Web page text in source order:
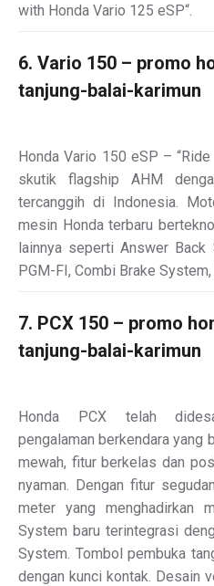
with Honda Vario 125 eSP“.
6. Vario 150 – promo
tanjung-balai-karimun
Honda Vario 150 eSP –
skutik flagship AHM
tercanggih di Indonesia.
mesin Honda terbaru
lainnya seperti Answer Back
PGM-FI, Combi Brake System,
7. PCX 150 – promo
tanjung-balai-karimun
Honda PCX telah
pengalaman berkendara yang
mewah, fitur berkelas dan
nyaman. Dengan fitur
meter yang menghadirkan
System baru terintegrasi
System. Tombol pembuka
dengan kunci kontak. Desain